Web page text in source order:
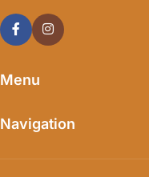
Menu
Navigation